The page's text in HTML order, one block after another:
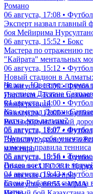
Романо
06 августа, 17:08 • Футбол
Эксперт назвал главный
боя Мейирима
06 августа, 15:52 • Бокс
Мастера по отражению
"Кайрата" ментальных
06 августа, 15:12 • Футбол
Новый стадион в Алматы:
06 августа, 13:00 • Футбол
Партизан - Тобол: прямая
Конференций
06 августа, 12:00 • Футбол
Реал оформит самый
06 августа, 11:07 • Футбол
Винисиус удалил все о
млн евро
06 августа, 10:18 • Футбол
Объявлен UFC 331:
не против Оливейры
06 августа, 06:55 • ММА
Челси - Ювентус: прямая
участием Дастана
04 августа, 14:00 • Футбол
Как сыграл Дастан
матча, что дальше?
05 августа, 18:07 • Футбол
"Чувствую себя
изменил правила тенниса
05 августа, 19:56 • Теннис
Видео всех голов и
04 августа, 19:43 • Футбол
Елена Рыбакина сыграла
матча